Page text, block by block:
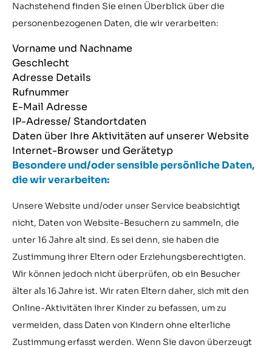
Nachstehend finden Sie einen Überblick über die
personenbezogenen Daten, die wir verarbeiten:
Vorname und Nachname
Geschlecht
Adresse Details
Rufnummer
E-Mail Adresse
IP-Adresse/ Standortdaten
Daten über Ihre Aktivitäten auf unserer Website
Internet-Browser und Gerätetyp
Besondere und/oder sensible persönliche Daten,
die wir verarbeiten:
Unsere Website und/oder unser Service beabsichtigt
nicht, Daten von Website-Besuchern zu sammeln, die
unter 16 Jahre alt sind. Es sei denn, sie haben die
Zustimmung ihrer Eltern oder Erziehungsberechtigten.
Wir können jedoch nicht überprüfen, ob ein Besucher
älter als 16 Jahre ist. Wir raten Eltern daher, sich mit den
Online-Aktivitäten ihrer Kinder zu befassen, um zu
vermeiden, dass Daten von Kindern ohne elterliche
Zustimmung erfasst werden. Wenn Sie davon überzeugt